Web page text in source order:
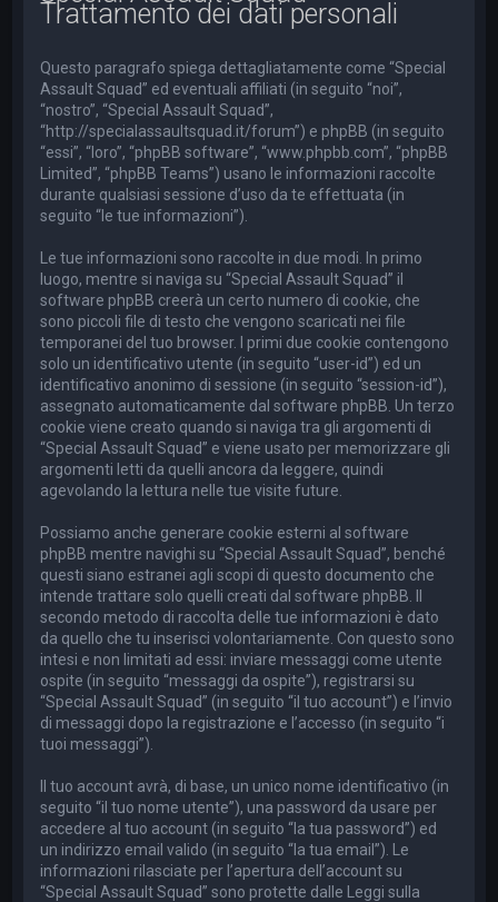
Trattamento dei dati personali
Questo paragrafo spiega dettagliatamente come “Special
Assault Squad” ed eventuali affiliati (in seguito “noi”,
“nostro”, “Special Assault Squad”,
“http://specialassaultsquad.it/forum”) e phpBB (in seguito
“essi”, “loro”, “phpBB software”, “www.phpbb.com”, “phpBB
Limited”, “phpBB Teams”) usano le informazioni raccolte
durante qualsiasi sessione d’uso da te effettuata (in
seguito “le tue informazioni”).
Le tue informazioni sono raccolte in due modi. In primo
luogo, mentre si naviga su “Special Assault Squad” il
software phpBB creerà un certo numero di cookie, che
sono piccoli file di testo che vengono scaricati nei file
temporanei del tuo browser. I primi due cookie contengono
solo un identificativo utente (in seguito “user-id”) ed un
identificativo anonimo di sessione (in seguito “session-id”),
assegnato automaticamente dal software phpBB. Un terzo
cookie viene creato quando si naviga tra gli argomenti di
“Special Assault Squad” e viene usato per memorizzare gli
argomenti letti da quelli ancora da leggere, quindi
agevolando la lettura nelle tue visite future.
Possiamo anche generare cookie esterni al software
phpBB mentre navighi su “Special Assault Squad”, benché
questi siano estranei agli scopi di questo documento che
intende trattare solo quelli creati dal software phpBB. Il
secondo metodo di raccolta delle tue informazioni è dato
da quello che tu inserisci volontariamente. Con questo sono
intesi e non limitati ad essi: inviare messaggi come utente
ospite (in seguito “messaggi da ospite”), registrarsi su
“Special Assault Squad” (in seguito “il tuo account”) e l’invio
di messaggi dopo la registrazione e l’accesso (in seguito “i
tuoi messaggi”).
Il tuo account avrà, di base, un unico nome identificativo (in
seguito “il tuo nome utente”), una password da usare per
accedere al tuo account (in seguito “la tua password”) ed
un indirizzo email valido (in seguito “la tua email”). Le
informazioni rilasciate per l’apertura dell’account su
“Special Assault Squad” sono protette dalle Leggi sulla